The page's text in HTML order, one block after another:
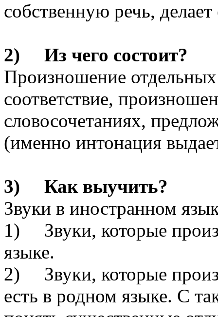
собственную речь,
2) Из чего состоит?
Произношение отдельных
соответствие,
словосочетаниях,
(именно интонация
3) Как выучить?
Звуки в иностранном
1) Звуки, которые
языке.
2) Звуки, которые
есть в родном языке. С